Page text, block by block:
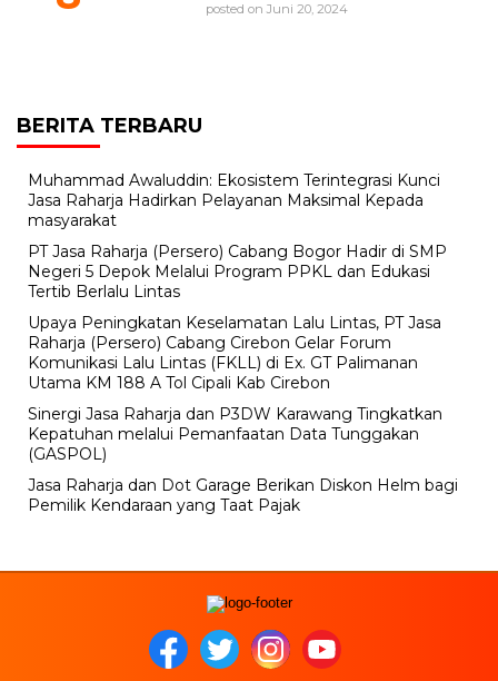
posted on Juni 20, 2024
BERITA TERBARU
Muhammad Awaluddin: Ekosistem Terintegrasi Kunci
Jasa Raharja Hadirkan Pelayanan Maksimal Kepada
masyarakat
PT Jasa Raharja (Persero) Cabang Bogor Hadir di SMP
Negeri 5 Depok Melalui Program PPKL dan Edukasi
Tertib Berlalu Lintas
Upaya Peningkatan Keselamatan Lalu Lintas, PT Jasa
Raharja (Persero) Cabang Cirebon Gelar Forum
Komunikasi Lalu Lintas (FKLL) di Ex. GT Palimanan
Utama KM 188 A Tol Cipali Kab Cirebon
Sinergi Jasa Raharja dan P3DW Karawang Tingkatkan
Kepatuhan melalui Pemanfaatan Data Tunggakan
(GASPOL)
Jasa Raharja dan Dot Garage Berikan Diskon Helm bagi
Pemilik Kendaraan yang Taat Pajak